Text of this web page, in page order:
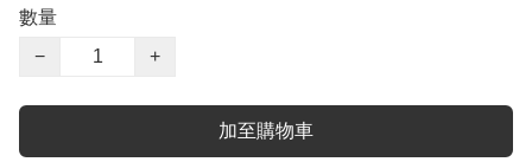
數量
−
+
加至購物車